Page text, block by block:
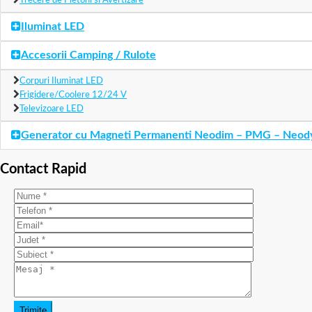
Iluminat LED
Accesorii Camping / Rulote
Corpuri Iluminat LED
Frigidere/Coolere 12/24 V
Televizoare LED
Generator cu Magneti Permanenti Neodim – PMG –
Contact Rapid